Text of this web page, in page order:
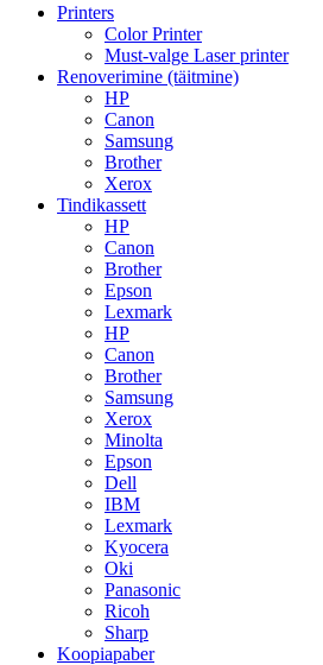
Printers
Color Printer
Must-valge Laser printer
Renoverimine (täitmine)
HP
Canon
Samsung
Brother
Xerox
Tindikassett
HP
Canon
Brother
Epson
Lexmark
HP
Canon
Brother
Samsung
Xerox
Minolta
Epson
Dell
IBM
Lexmark
Kyocera
Oki
Panasonic
Ricoh
Sharp
Koopiapaber